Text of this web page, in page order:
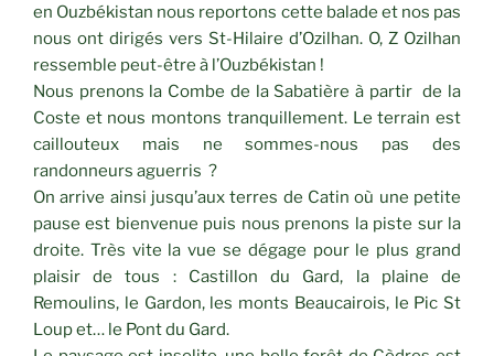
en Ouzbékistan nous reportons cette balade et nos pas
nous ont dirigés vers St-Hilaire d’Ozilhan. O, Z Ozilhan
ressemble peut-être à l’Ouzbékistan !
Nous prenons la Combe de la Sabatière à partir de la
Coste et nous montons tranquillement. Le terrain est
caillouteux mais ne sommes-nous pas des
randonneurs aguerris ?
On arrive ainsi jusqu’aux terres de Catin où une petite
pause est bienvenue puis nous prenons la piste sur la
droite. Très vite la vue se dégage pour le plus grand
plaisir de tous : Castillon du Gard, la plaine de
Remoulins, le Gardon, les monts Beaucairois, le Pic St
Loup et… le Pont du Gard.